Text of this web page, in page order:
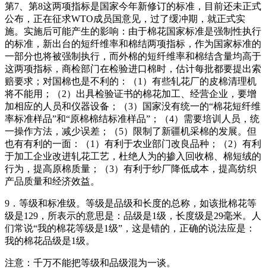
第7、第8这两项指标是国家今年新修订的标准，目前还未正式
公布，正在征求WTO成员国意见，过了缓冲期，就正式实
施。实施后可能产生的影响：由于棉花国家标准是强制性执行
的标准，新出台的短纤维率和棉结两项指标，作为国家标准的
一部分也将被强制执行，而外棉的短纤维率和棉结含量均高于
这两项指标，商检部门在检验进口棉时，估计每批都要提出索
赔要求；对国棉也是不利的：（1）有些轧花厂的皮棉清理机
将不能用；（2）出具检验证书的棉花加工、经营企业，要增
加相应的人员和仪器设备；（3）国家没有统一的“棉花短纤维
率标准样品”和“原棉棉结标准样品”；（4）需要培训人员，统
一操作方法，减少误差；（5）限制了新疆机采棉的发展。但
也有有利的一面：（1）有利于农业部门改良品种；（2）有利
于加工企业改进轧花工艺，杜绝人为的掺入回收棉、棉短绒的
行为，提高原棉质量；（3）有利于纱厂降低成本，提高纺织
产品质量和经济效益。
9．等级和标准级。等级是品级和长度的总称，如该批棉花等
级是129，所表示的意思是：品级是1级，长度级是29毫米。人
们常说“我的棉花等级是1级”，这是错的，正确的说法应是：
我的棉花品级是1级。
注意：千万不能把等级和品级混为一谈。